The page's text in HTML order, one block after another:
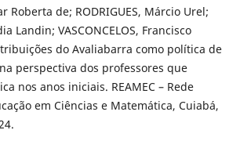
Roberta de; RODRIGUES, Márcio Urel;
Landin; VASCONCELOS, Francisco
do Avaliabarra como política de
perspectiva dos professores que
nos anos iniciais. REAMEC – Rede
em Ciências e Matemática, Cuiabá,